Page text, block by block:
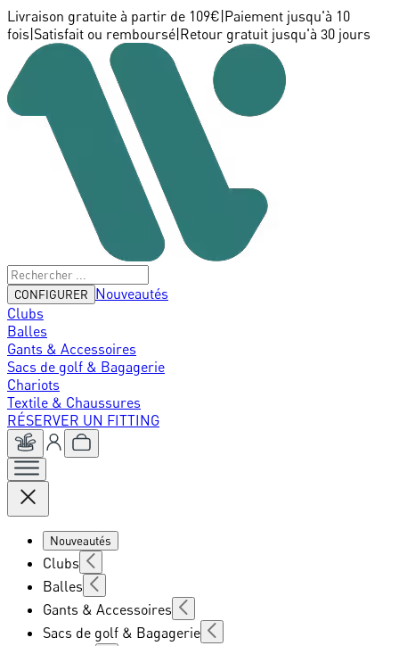
Livraison gratuite à partir de 109€ Paiement jusqu'à 10
fois Satisfait ou remboursé Retour gratuit jusqu'à 30 jours
CONFIGURER
Nouveautés
Clubs
Balles
Gants & Accessoires
Sacs de golf & Bagagerie
Chariots
Textile & Chaussures
RÉSERVER UN FITTING
Nouveautés
Clubs
Balles
Gants & Accessoires
Sacs de golf & Bagagerie